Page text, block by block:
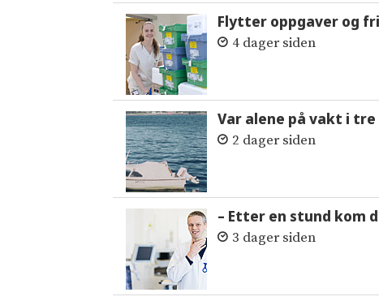
Flytter oppgaver og
4 dager siden
Var alene på vakt i
2 dager siden
– Etter en stund kom
3 dager siden